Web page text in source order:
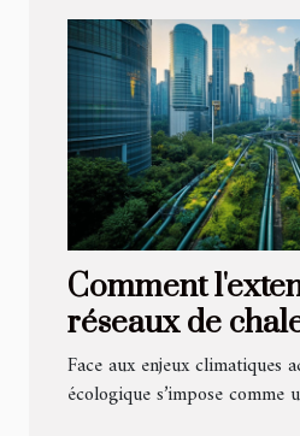
Comment
réseaux de
contribue-t-elle
transition
Face aux enjeux climatiques
écologique s’impose comme